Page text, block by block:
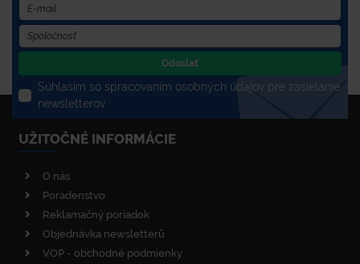
Odoslať
Súhlasím so spracovaním osobných údajov pre zasielanie
newsletterov
UŽITOČNÉ INFORMÁCIE
O nás
Poradenstvo
Reklamačný poriadok
Objednávka newsletterů
VOP - obchodné podmienky